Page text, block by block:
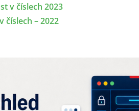
v číslech 2023
číslech – 2022